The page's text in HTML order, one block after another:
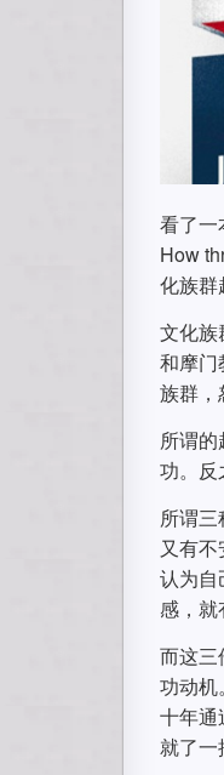
看了一
How
化族群
文化族
和摩门
族群，
所谓
功。反
所谓
又有
认为自
感，就
而这三
功动机
十年通
就了一